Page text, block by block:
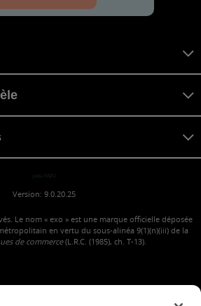
yazu YAZU
Version: 9.0.20.25
Le nom « exo » est une marque officielle déposée
en vertu du sous-alinéa 9(1)(n)(iii) de la
de commerce(L.R.C. (1985), ch. T-13).